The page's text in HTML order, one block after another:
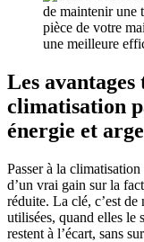
Les avantages
climatisation
énergie et
Passer à la
d’un vrai gain sur la
réduite. La clé, c’est
utilisées, quand elles le
restent à l’écart, sans